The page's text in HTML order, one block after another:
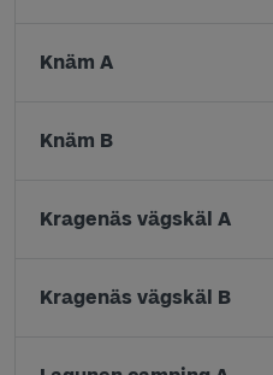
Knäm A
Knäm B
Kragenäs vägskäl A
Kragenäs vägskäl B